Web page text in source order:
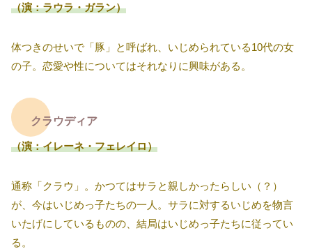
（演：ラウラ・ガラン）
体つきのせいで「豚」と呼ばれ、いじめられている10代の女
の子。恋愛や性についてはそれなりに興味がある。
クラウディア
（演：イレーネ・フェレイロ）
通称「クラウ」。かつてはサラと親しかったらしい（？）
が、今はいじめっ子たちの一人。サラに対するいじめを物言
いたげにしているものの、結局はいじめっ子たちに従ってい
る。